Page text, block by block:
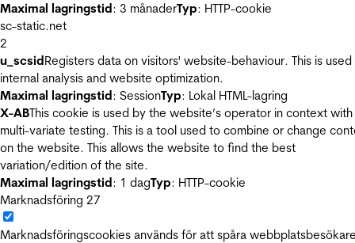
Maximal lagringstid: 3 månaderTyp: HTTP-cookie
sc-static.net
2
u_scsidRegisters data on visitors' website-behaviour. This is
internal analysis and website optimization.
Maximal lagringstid: SessionTyp: Lokal HTML-lagring
X-ABThis cookie is used by the website’s operator in context with
multi-variate testing. This is a tool used to combine or change
on the website. This allows the website to find the best
variation/edition of the site.
Maximal lagringstid: 1 dagTyp: HTTP-cookie
Marknadsföring 27
Marknadsföringscookies används för att spåra